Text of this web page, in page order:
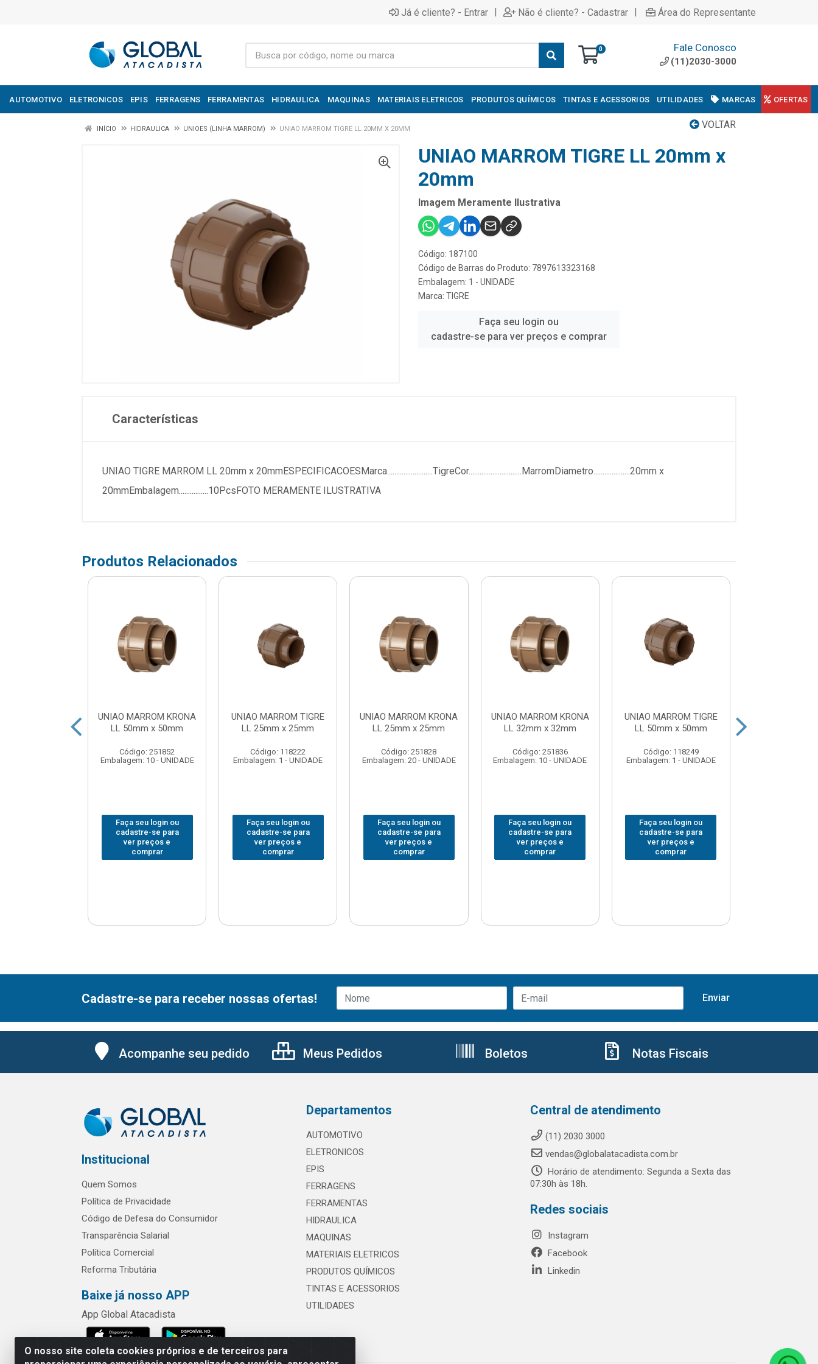
Já é cliente? - Entrar | Não é cliente? - Cadastrar | Área do Representante
0 Fale Conosco
(11)2030-3000
AUTOMOTIVO ELETRONICOS EPIS FERRAGENS FERRAMENTAS HIDRAULICA MAQUINAS MATERIAIS ELETRICOS PRODUTOS QUÍMICOS TINTAS E ACESSORIOS UTILIDADES MARCAS OFERTAS
VOLTAR
INÍCIO HIDRAULICA UNIOES (LINHA MARROM) UNIAO MARROM TIGRE LL 20MM X 20MM
UNIAO MARROM TIGRE LL 20mm x
20mm
Imagem Meramente Ilustrativa
Código: 187100
Código de Barras do Produto: 7897613323168
Embalagem: 1 - UNIDADE
Marca: TIGRE
Faça seu login ou
cadastre-se para ver preços e comprar
Características
UNIAO TIGRE MARROM LL 20mm x 20mmESPECIFICACOESMarca.........................TigreCor.............................MarromDiametro....................20mm x
20mmEmbalagem................10PcsFOTO MERAMENTE ILUSTRATIVA
Produtos Relacionados
UNIAO MARROM KRONA
LL 50mm x 50mm
Código: 251852
Embalagem: 10 - UNIDADE
Faça seu login ou
cadastre-se para
ver preços e
comprar
UNIAO MARROM TIGRE
LL 25mm x 25mm
Código: 118222
Embalagem: 1 - UNIDADE
Faça seu login ou
cadastre-se para
ver preços e
comprar
UNIAO MARROM KRONA
LL 25mm x 25mm
Código: 251828
Embalagem: 20 - UNIDADE
Faça seu login ou
cadastre-se para
ver preços e
comprar
UNIAO MARROM KRONA
LL 32mm x 32mm
Código: 251836
Embalagem: 10 - UNIDADE
Faça seu login ou
cadastre-se para
ver preços e
comprar
UNIAO MARROM TIGRE
LL 50mm x 50mm
Código: 118249
Embalagem: 1 - UNIDADE
Faça seu login ou
cadastre-se para
ver preços e
comprar
O nosso site coleta cookies próprios e de terceiros para
Cadastre-se para receber nossas ofertas!
Acompanhe seu pedido Meus Pedidos Boletos Notas Fiscais
Institucional
Quem Somos
Política de Privacidade
Código de Defesa do Consumidor
Transparência Salarial
Política Comercial
Reforma Tributária
Baixe já nosso APP
App Global Atacadista
Departamentos
AUTOMOTIVO
ELETRONICOS
EPIS
FERRAGENS
FERRAMENTAS
HIDRAULICA
MAQUINAS
MATERIAIS ELETRICOS
PRODUTOS QUÍMICOS
TINTAS E ACESSORIOS
UTILIDADES
Central de atendimento
(11) 2030 3000
vendas@globalatacadista.com.br
Horário de atendimento: Segunda a Sexta das
07:30h às 18h.
Redes sociais
Instagram
Facebook
Linkedin